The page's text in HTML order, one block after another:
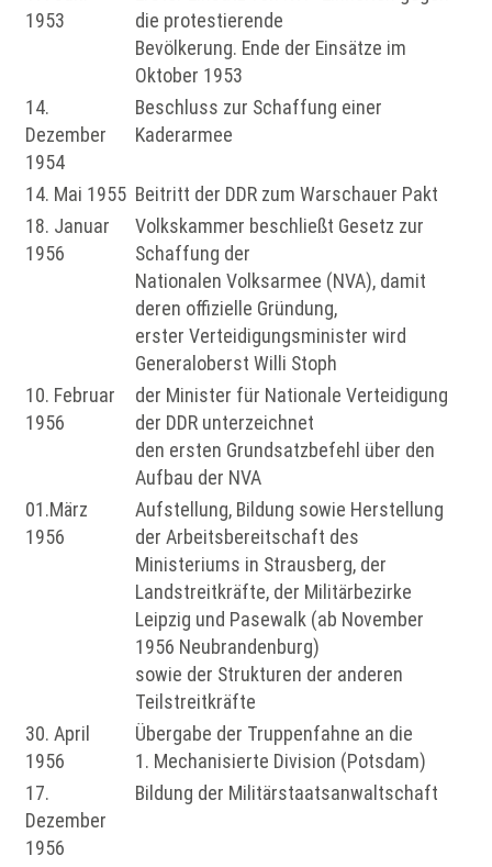
1953
die protestierende
Bevölkerung. Ende der Einsätze im
Oktober 1953
14.
Dezember
1954
Beschluss zur Schaffung einer
Kaderarmee
14. Mai 1955 Beitritt der DDR zum Warschauer Pakt
18. Januar
1956
Volkskammer beschließt Gesetz zur
Schaffung der
Nationalen Volksarmee (NVA), damit
deren offizielle Gründung,
erster Verteidigungsminister wird
Generaloberst Willi Stoph
10. Februar
1956
der Minister für Nationale Verteidigung
der DDR unterzeichnet
den ersten Grundsatzbefehl über den
Aufbau der NVA
01.März
1956
Aufstellung, Bildung sowie Herstellung
der Arbeitsbereitschaft des
Ministeriums in Strausberg, der
Landstreitkräfte, der Militärbezirke
Leipzig und Pasewalk (ab November
1956 Neubrandenburg)
sowie der Strukturen der anderen
Teilstreitkräfte
30. April
1956
Übergabe der Truppenfahne an die
1. Mechanisierte Division (Potsdam)
17.
Dezember
1956
Bildung der Militärstaatsanwaltschaft